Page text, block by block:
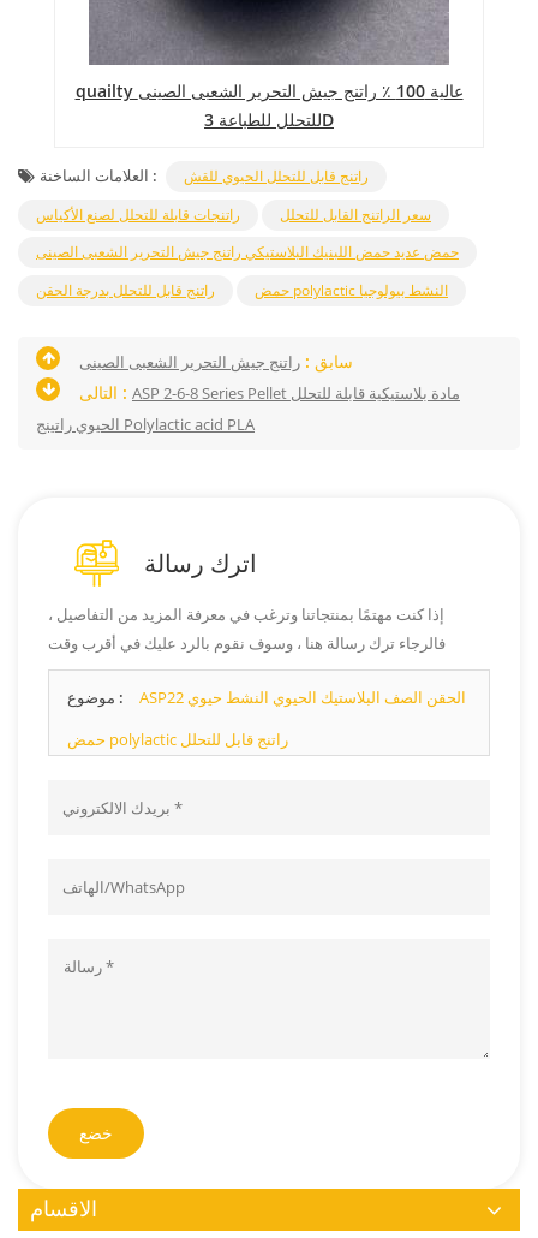
quailty عالية 100 ٪ راتنج جيش التحرير الشعبى الصينى
للتحلل للطباعة 3D
العلامات الساخنة :
راتنج قابل للتحلل الحيوي للقش
راتنجات قابلة للتحلل لصنع الأكياس
سعر الراتنج القابل للتحلل
حمض عديد حمض اللبنيك البلاستيكي راتنج جيش التحرير الشعبى الصينى
راتنج قابل للتحلل بدرجة الحقن
حمض polylactic النشط بيولوجيا
سابق : راتنج جيش التحرير الشعبى الصينى
التالى : ASP 2-6-8 Series Pellet مادة بلاستيكية قابلة للتحلل
الحيوي راتينج Polylactic acid PLA
اترك رسالة
إذا كنت مهتمًا بمنتجاتنا وترغب في معرفة المزيد من التفاصيل ،
فالرجاء ترك رسالة هنا ، وسوف نقوم بالرد عليك في أقرب وقت
ممكن.
موضوع :
ASP22 الحقن الصف البلاستيك الحيوي النشط حيوي
حمض polylactic راتنج قابل للتحلل
خضع
الاقسام